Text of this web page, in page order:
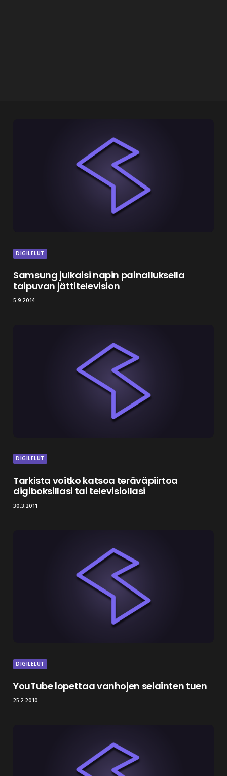
DIGILELUT
Samsung julkaisi napin painalluksella
taipuvan jättitelevision
5.9.2014
DIGILELUT
Tarkista voitko katsoa teräväpiirtoa
digiboksillasi tai televisiollasi
30.3.2011
DIGILELUT
YouTube lopettaa vanhojen selainten tuen
25.2.2010